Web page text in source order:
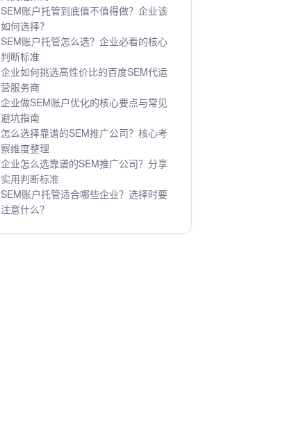
SEM账户托管到底值不值得做？企业该
如何选择？
SEM账户托管怎么选？企业必看的核心
判断标准
企业如何挑选高性价比的百度SEM代运
营服务商
企业做SEM账户优化的核心要点与常见
避坑指南
怎么选择靠谱的SEM推广公司？核心考
察维度整理
企业怎么选靠谱的SEM推广公司？分享
实用判断标准
SEM账户托管适合哪些企业？选择时要
注意什么？